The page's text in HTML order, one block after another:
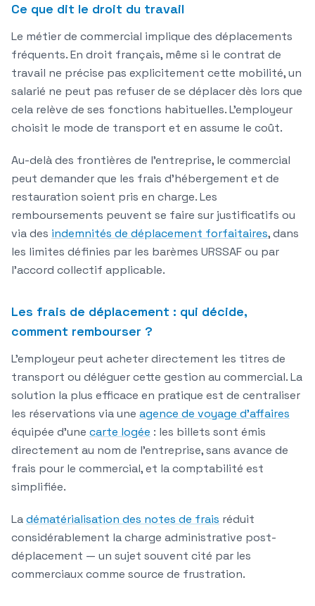
Ce que dit le droit du travail
Le métier de commercial implique des déplacements
fréquents. En droit français, même si le contrat de
travail ne précise pas explicitement cette mobilité, un
salarié ne peut pas refuser de se déplacer dès lors que
cela relève de ses fonctions habituelles. L'employeur
choisit le mode de transport et en assume le coût.
Au-delà des frontières de l'entreprise, le commercial
peut demander que les frais d'hébergement et de
restauration soient pris en charge. Les
remboursements peuvent se faire sur justificatifs ou
via des indemnités de déplacement forfaitaires, dans
les limites définies par les barèmes URSSAF ou par
l'accord collectif applicable.
Les frais de déplacement : qui décide,
comment rembourser ?
L'employeur peut acheter directement les titres de
transport ou déléguer cette gestion au commercial. La
solution la plus efficace en pratique est de centraliser
les réservations via une agence de voyage d'affaires
équipée d'une carte logée : les billets sont émis
directement au nom de l'entreprise, sans avance de
frais pour le commercial, et la comptabilité est
simplifiée.
Ladématérialisation des notes de frais réduit
considérablement la charge administrative post-
déplacement — un sujet souvent cité par les
commerciaux comme source de frustration.